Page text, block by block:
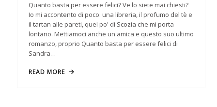
Quanto basta per essere felici? Ve lo siete mai chiesti?
Io mi accontento di poco: una libreria, il profumo del tè e
il tartan alle pareti, quel po' di Scozia che mi porta
lontano. Mettiamoci anche un'amica e questo suo ultimo
romanzo, proprio Quanto basta per essere felici di
Sandra…
READ MORE